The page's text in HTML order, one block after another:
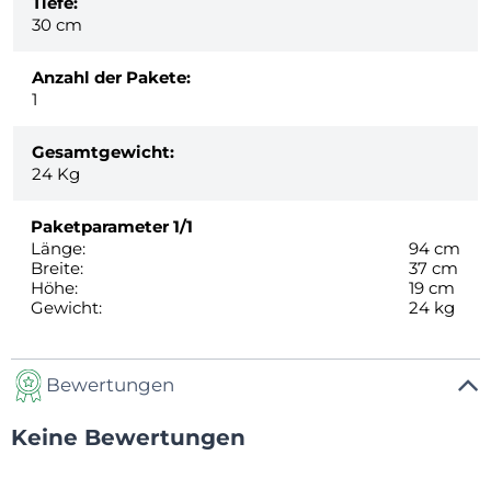
30 cm
Anzahl der Pakete:
1
Gesamtgewicht:
24 Kg
Paketparameter1/1
Länge:
94 cm
Breite:
37 cm
Höhe:
19 cm
Gewicht:
24 kg
Bewertungen
Keine Bewertungen